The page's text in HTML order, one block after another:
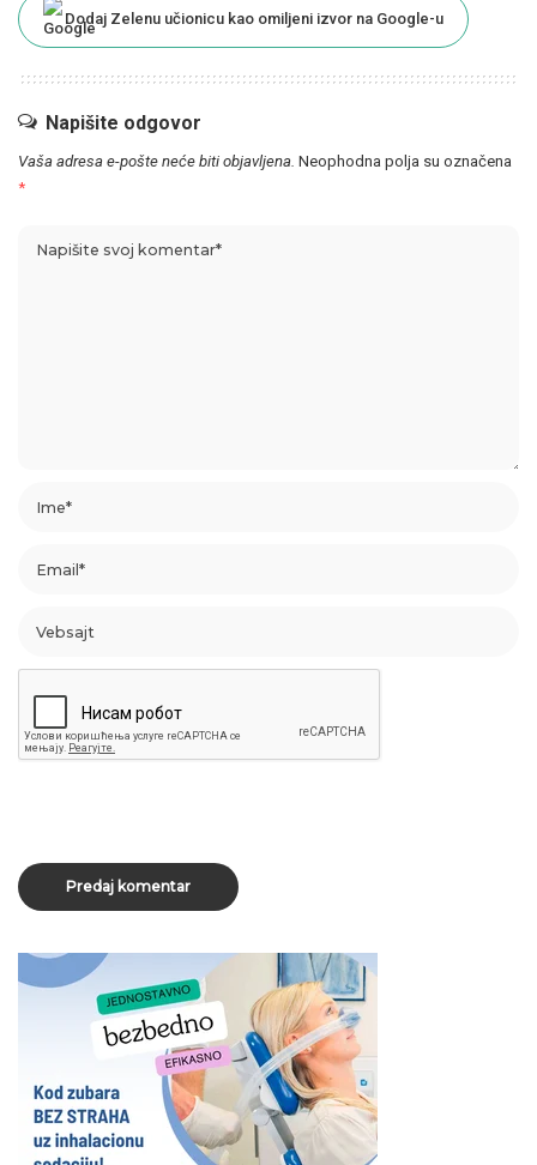
Dodaj Zelenu učionicu kao omiljeni izvor na Google-u
Napišite odgovor
Vaša adresa e-pošte neće biti objavljena. Neophodna polja su označena
*